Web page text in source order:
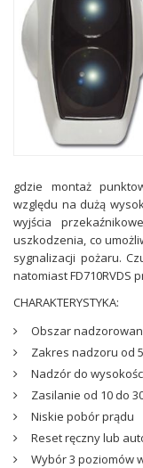
gdzie montaż
względu na dużą
wyjścia
uszkodzenia, co
sygnalizacji pożaru.
natomiast FD710RVDS
CHARAKTERYSTYKA:
Obszar
Zakres nadzoru od
Nadzór do
Zasilanie od 10 do
Niskie pobór prądu
Reset ręczny lub
Wybór 3 poziomów